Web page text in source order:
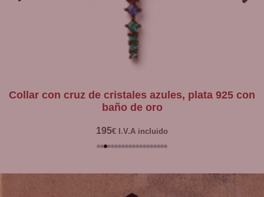
collar con cruz de cristales azules, plata 925 con
baño de oro
195€ I.V.A incluido